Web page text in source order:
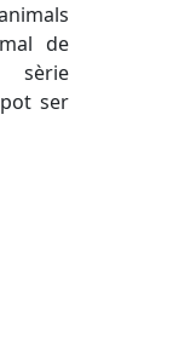
de
sèrie
ser
un 92,1% de